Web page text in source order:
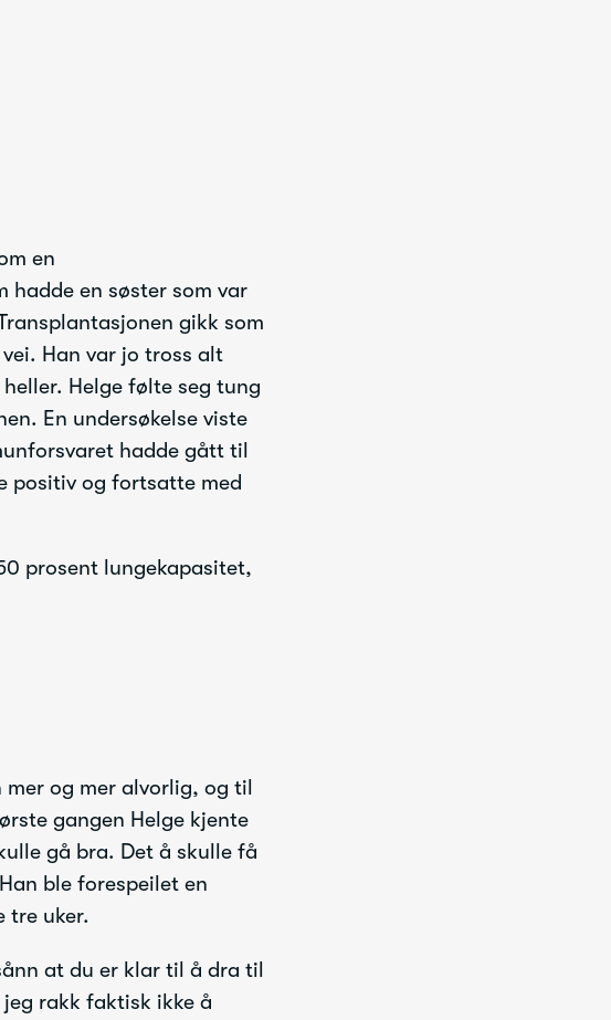
en
hadde en søster som var
gikk som
Han var jo tross alt
Helge følte seg tung
En undersøkelse viste
hadde gått til
positiv og fortsatte med
prosent lungekapasitet,
og mer alvorlig, og til
gangen Helge kjente
gå bra. Det å skulle få
ble forespeilet en
tre uker.
at du er klar til å dra til
rakk faktisk ikke å